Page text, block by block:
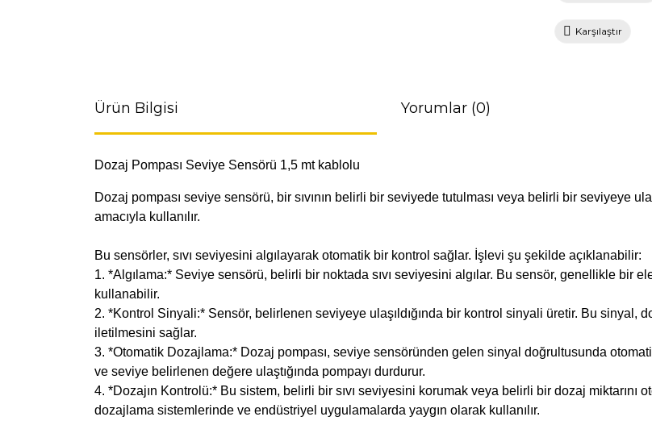
Karşılaştır
Ürün Bilgisi Yorumlar (0)
Dozaj Pompası Seviye Sensörü 1,5 mt kablolu
Dozaj pompası seviye sensörü, bir sıvının belirli bir seviyede tutulması veya belirli bir seviyeye
amacıyla kullanılır.
Bu sensörler, sıvı seviyesini algılayarak otomatik bir kontrol sağlar. İşlevi şu şekilde açıklanabilir:
1. *Algılama:* Seviye sensörü, belirli bir noktada sıvı seviyesini algılar. Bu sensör, genellikle bir
kullanabilir.
2. *Kontrol Sinyali:* Sensör, belirlenen seviyeye ulaşıldığında bir kontrol sinyali üretir. Bu sinyal,
iletilmesini sağlar.
3. *Otomatik Dozajlama:* Dozaj pompası, seviye sensöründen gelen sinyal doğrultusunda
ve seviye belirlenen değere ulaştığında pompayı durdurur.
4. *Dozajın Kontrolü:* Bu sistem, belirli bir sıvı seviyesini korumak veya belirli bir dozaj miktarını
dozajlama sistemlerinde ve endüstriyel uygulamalarda yaygın olarak kullanılır.